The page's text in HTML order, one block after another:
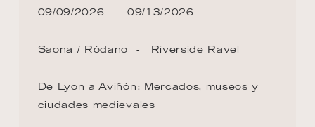
09/09/2026 09/13/2026
Saona / Ródano Riverside Ravel
De Lyon a Aviñón: Mercados, museos y
ciudades medievales